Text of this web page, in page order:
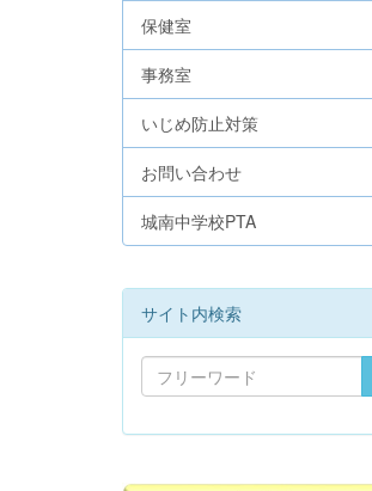
保健室
事務室
いじめ防止対策
お問い合わせ
城南中学校PTA
サイト内検索